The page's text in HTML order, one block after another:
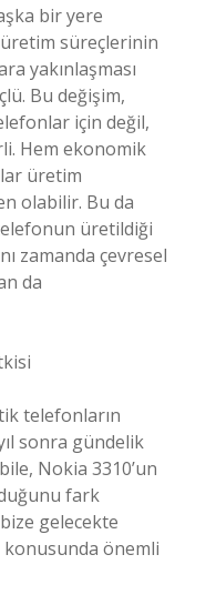
bir yere
süreçlerinin
yakınlaşması
Bu değişim,
için değil,
Hem ekonomik
üretim
olabilir. Bu da
üretildiği
zamanda çevresel
da
telefonların
sonra gündelik
Nokia 3310’un
fark
gelecekte
konusunda önemli